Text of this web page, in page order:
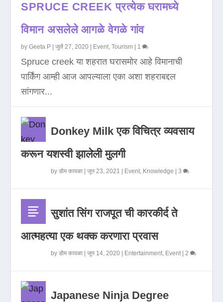
SPRUCE CREEK प्रत्येक घरामध्ये
विमान असलेले आगळे वेगळे गांव
byGeeta P |जुलै 27, 2020 Event,Tourism 1
Spruce creek या शहरात घरासमोर आहे विमानाची
पार्किंग आम्ही आज आपल्याला एका अशा शहराबद्दल
सांगणार...
Donkey Milk एक विचित्र व्यवसाय
करून यशस्वी झालेली मुलगी
byडोम कावळा |जून 23, 2021 Event, Knowledge |3
सुशांत सिंग राजपूत ची कारकीर्द ते
आत्महत्या एक थक्क करणारा प्रवास
byडोम कावळा |जून 14, 2020 Entertainment, Event|2
Japanese Ninja Degree